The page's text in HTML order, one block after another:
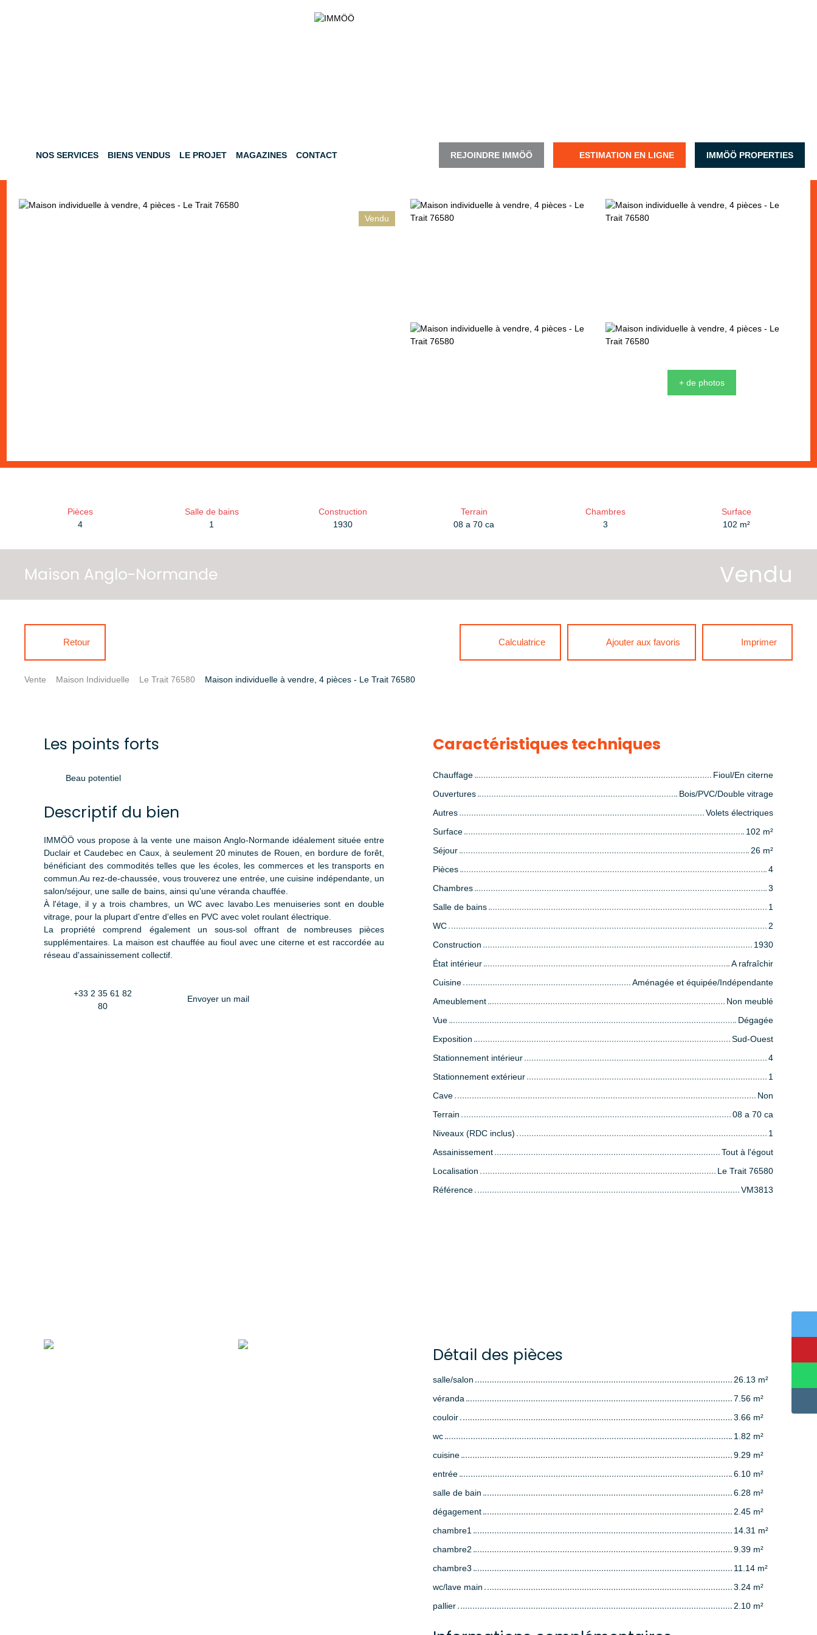
NOS SERVICES BIENS VENDUS LE PROJET MAGAZINES CONTACT REJOINDRE IMMÖÖ ESTIMATION EN LIGNE IMMÖÖ PROPERTIES
Vendu
+ de photos
Pièces
4
Salle de bains
1
Construction
1930
Terrain
08 a 70 ca
Chambres
3
Surface
102 m²
Maison Anglo-Normande Vendu
Retour Calculatrice Ajouter aux favoris Imprimer
Vente Maison Individuelle Le Trait 76580 Maison individuelle à vendre, 4 pièces - Le Trait 76580
Les points forts
Beau potentiel
Descriptif du bien
IMMÖÖ vous propose à la vente une maison Anglo-Normande idéalement située entre
Duclair et Caudebec en Caux, à seulement 20 minutes de Rouen, en bordure de forêt,
bénéficiant des commodités telles que les écoles, les commerces et les transports en
commun.Au rez-de-chaussée, vous trouverez une entrée, une cuisine indépendante, un
salon/séjour, une salle de bains, ainsi qu'une véranda chauffée.
À l'étage, il y a trois chambres, un WC avec lavabo.Les menuiseries sont en double
vitrage, pour la plupart d'entre d'elles en PVC avec volet roulant électrique.
La propriété comprend également un sous-sol offrant de nombreuses pièces
supplémentaires. La maison est chauffée au fioul avec une citerne et est raccordée au
réseau d'assainissement collectif.
+33 2 35 61 82
80
Envoyer un mail
Caractéristiques techniques
Chauffage
Fioul/En citerne
Ouvertures
Bois/PVC/Double vitrage
Autres
Volets électriques
Surface
102 m²
Séjour
26 m²
Pièces
4
Chambres
3
Salle de bains
1
WC
2
Construction
1930
État intérieur
A rafraîchir
Cuisine
Aménagée et équipée/Indépendante
Ameublement
Non meublé
Vue
Dégagée
Exposition
Sud-Ouest
Stationnement intérieur
4
Stationnement extérieur
1
Cave
Non
Terrain
08 a 70 ca
Niveaux (RDC inclus)
1
Assainissement
Tout à l'égout
Localisation
Le Trait 76580
Référence
VM3813
Détail des pièces
salle/salon
26.13 m²
véranda
7.56 m²
couloir
3.66 m²
wc
1.82 m²
cuisine
9.29 m²
entrée
6.10 m²
salle de bain
6.28 m²
dégagement
2.45 m²
chambre1
14.31 m²
chambre2
9.39 m²
chambre3
11.14 m²
wc/lave main
3.24 m²
pallier
2.10 m²